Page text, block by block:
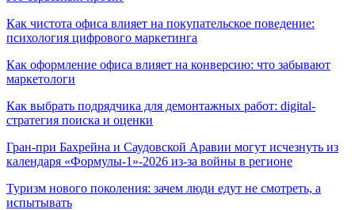
Как чистота офиса влияет на покупательское поведение:
психология цифрового маркетинга
Как оформление офиса влияет на конверсию: что забывают
маркетологи
Как выбрать подрядчика для демонтажных работ: digital-
стратегия поиска и оценки
Гран-при Бахрейна и Саудовской Аравии могут исчезнуть из
календаря «Формулы-1»-2026 из-за войны в регионе
Туризм нового поколения: зачем люди едут не смотреть, а
испытывать